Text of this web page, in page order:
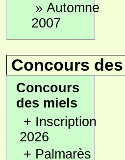
» Automne
2007
Concours
Concours
des miels
+ Inscription
2026
+ Palmarès